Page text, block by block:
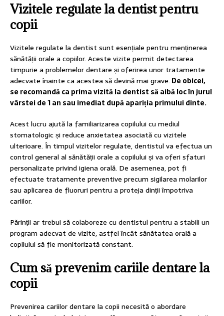
Vizitele regulate la dentist pentru
copii
Vizitele regulate la dentist sunt esențiale pentru menținerea
sănătății orale a copiilor. Aceste vizite permit detectarea
timpurie a problemelor dentare și oferirea unor tratamente
adecvate înainte ca acestea să devină mai grave. De obicei,
se recomandă ca prima vizită la dentist să aibă loc în jurul
vârstei de 1 an sau imediat după apariția primului dinte.
Acest lucru ajută la familiarizarea copilului cu mediul
stomatologic și reduce anxietatea asociată cu vizitele
ulterioare. În timpul vizitelor regulate, dentistul va efectua un
control general al sănătății orale a copilului și va oferi sfaturi
personalizate privind igiena orală. De asemenea, pot fi
efectuate tratamente preventive precum sigilarea molarilor
sau aplicarea de fluoruri pentru a proteja dinții împotriva
cariilor.
Părinții ar trebui să colaboreze cu dentistul pentru a stabili un
program adecvat de vizite, astfel încât sănătatea orală a
copilului să fie monitorizată constant.
Cum să prevenim cariile dentare la
copii
Prevenirea cariilor dentare la copii necesită o abordare